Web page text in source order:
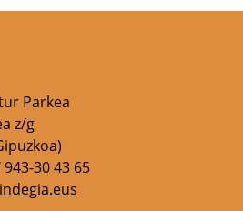
Parkea
z/g
30 43 65